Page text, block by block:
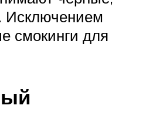
Исключением
смокинги для